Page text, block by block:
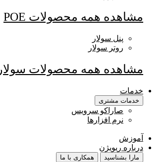
مشاهده همه محصولات POE
پنل سولار
روتر سولار
مشاهده همه محصولات سولار
خدمات
خدمات مشتری
صاراکو سرویس
نرم افزارها
آموزش
درباره ریویژن
مارا بشناسید همکاری با ما